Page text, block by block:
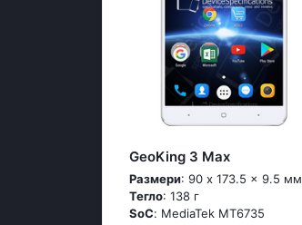
GeoKing 3 Max
Размери: 90 x 173.5 x 9.5 мм
Тегло: 138 г
SoC: МеdiаТеk МТ6735